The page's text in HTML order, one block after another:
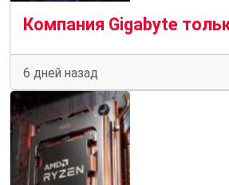
6 дней назад